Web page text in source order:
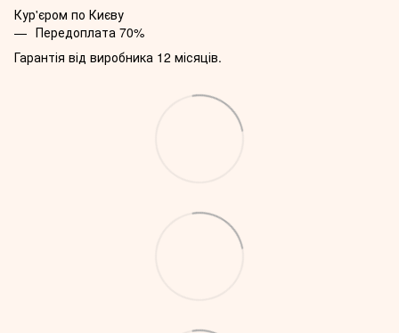
Кур'єром по Києву
Передоплата 70%
Гарантія від виробника 12 місяців.